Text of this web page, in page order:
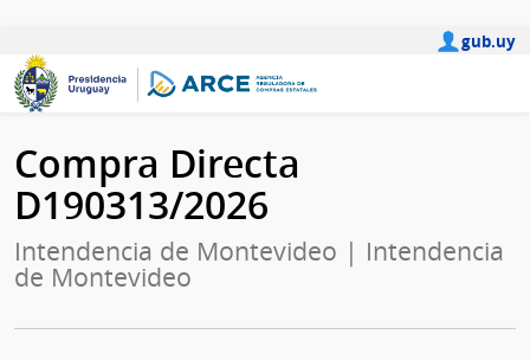
gub.uy
Compra Directa
D190313/2026
Intendencia de Montevideo | Intendencia
de Montevideo